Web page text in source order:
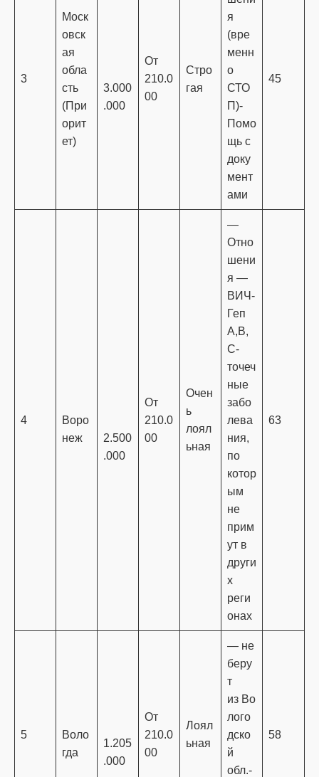
3
Моск
овск
ая
обла
сть
(При
орит
ет)
3.000
.000
От
210.0
00
Стро
гая
я
(вре
менн
о
СТО
П)-
Помо
щь с
доку
мент
ами
45
4
Воро
неж
2.500
.000
От
210.0
00
Очен
ь
лоял
ьная
—
Отно
шени
я —
ВИЧ-
Геп
A,B,
C-
точеч
ные
забо
лева
ния,
по
котор
ым
не
прим
ут в
други
х
реги
онах
63
5
Воло
гда
1.205
.000
От
210.0
00
Лоял
ьная
— не
беру
т
из Во
лого
дско
й
обл.-
58